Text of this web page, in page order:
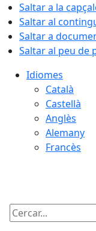
Saltar a la
Saltar al
Saltar a
Saltar al peu de
Idiomes
Català
Castellà
Anglès
Alemany
Francès
Cercar: